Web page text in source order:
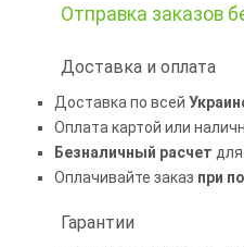
Отправка заказов
Доставка и оплата
Доставка по всей
Оплата картой или
Безналичный расчет для
Оплачивайте заказ при
Гарантии